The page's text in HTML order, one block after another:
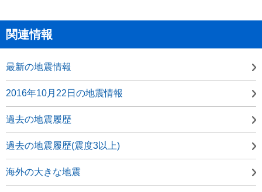
関連情報
最新の地震情報
2016年10月22日の地震情報
過去の地震履歴
過去の地震履歴(震度3以上)
海外の大きな地震